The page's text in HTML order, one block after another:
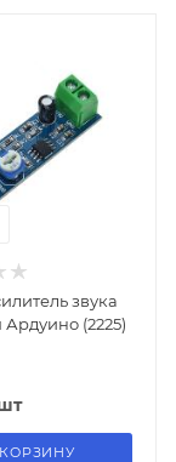
звука
(2225)